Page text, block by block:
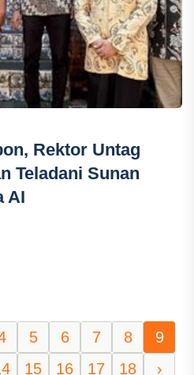
Rektor Untag
Teladani Sunan
AI
5 6 7 8
9
15 16 17 18
›